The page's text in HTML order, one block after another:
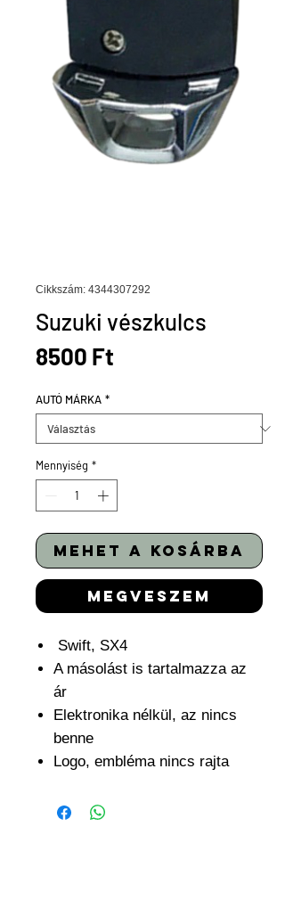
Cikkszám: 4344307292
Suzuki vészkulcs
8500 Ft
AUTÓ MÁRKA *
Mennyiség *
mehet a kosárba
megveszem
Swift, SX4
A másolást is tartalmazza az
ár
Elektronika nélkül, az nincs
benne
Logo, embléma nincs rajta